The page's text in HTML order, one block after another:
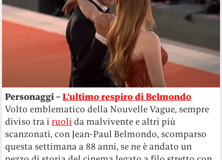
Personaggi –L’ultimo respiro di Belmondo
Volto emblematico della Nouvelle Vague, sempre
diviso tra i ruoli da malvivente e altri più
scanzonati, con Jean-Paul Belmondo, scomparso
questa settimana a 88 anni, se ne è andato un